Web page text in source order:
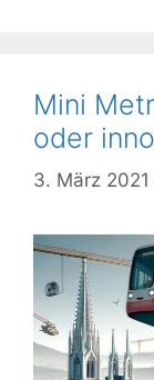
Mini
oder
3. März 2021